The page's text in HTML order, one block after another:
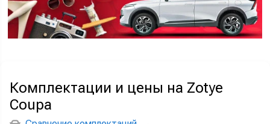
Комплектации и цены на Zotye
Coupa